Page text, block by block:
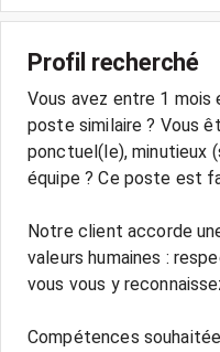
Profil recherché
Vous avez entre 1 mois
poste similaire ? Vous
ponctuel(le), minutieux
équipe ? Ce poste est
Notre client accorde
valeurs humaines :
vous vous y
Compétences